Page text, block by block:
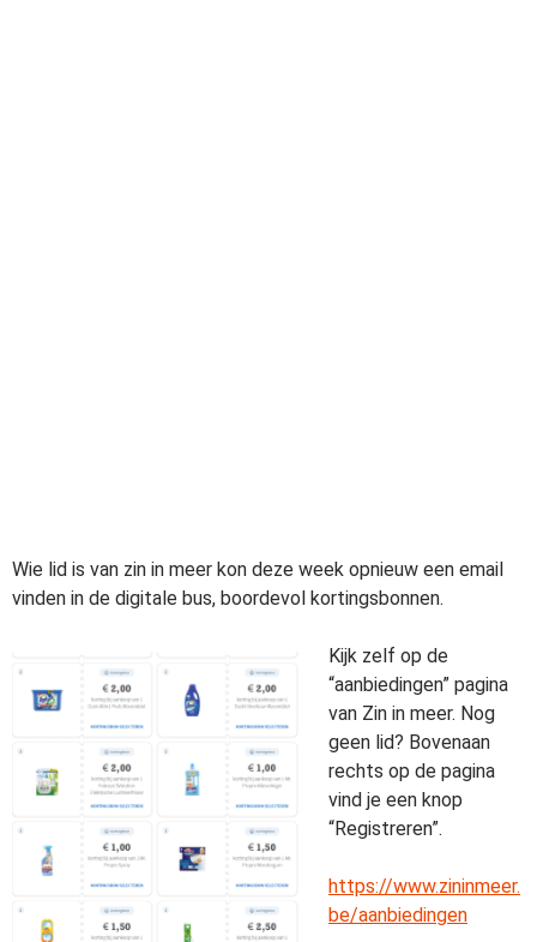
Wie lid is van zin in meer kon deze week opnieuw een email
vinden in de digitale bus, boordevol kortingsbonnen.
Kijk zelf op de
“aanbiedingen” pagina
van Zin in meer. Nog
geen lid? Bovenaan
rechts op de pagina
vind je een knop
“Registreren”.
https://www.zininmeer.
be/aanbiedingen